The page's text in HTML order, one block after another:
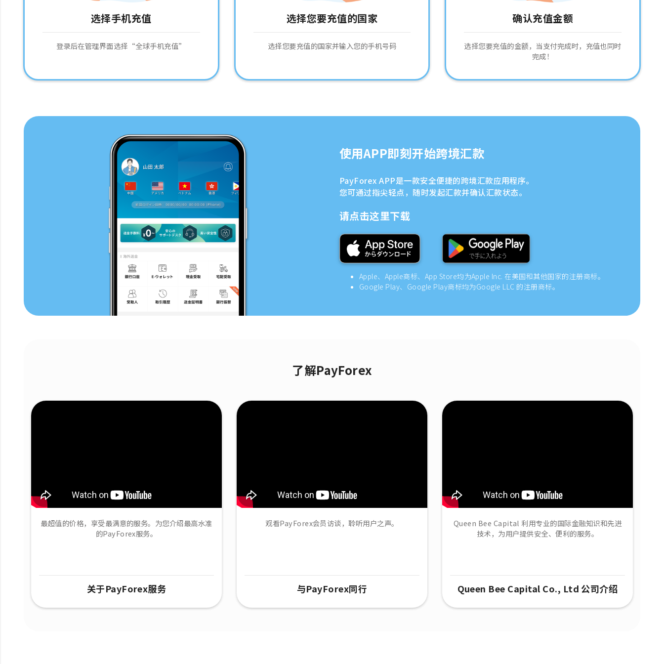
选择手机充值
登录后在管理界面选择“全球手机充值”
选择您要充值的国家
选择您要充值的国家并输入您的手机号码
确认充值金额
选择您要充值的金额，当支付完成时，充值也同时
完成！
使用APP即刻开始跨境汇款
PayForex APP是一款安全便捷的跨境汇款应用程序。
您可通过指尖轻点，随时发起汇款并确认汇款状态。
请点击这里下载
Apple、Apple商标、App Store均为Apple Inc. 在美国和其他国家的注册商标。
Google Play、Google Play商标均为Google LLC 的注册商标。
了解PayForex
最超值的价格，享受最满意的服务。为您介绍最高水准
的PayForex服务。
关于PayForex服务
观看PayForex会员访谈，聆听用户之声。
与PayForex同行
Queen Bee Capital 利用专业的国际金融知识和先进
技术，为用户提供安全、便利的服务。
Queen Bee Capital Co., Ltd 公司介绍